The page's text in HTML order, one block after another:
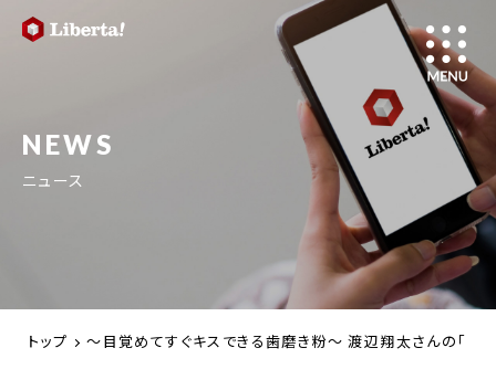
NEWS
ニュース
トップ ～目覚めてすぐキスできる歯磨き粉～ 渡辺翔太さんの「